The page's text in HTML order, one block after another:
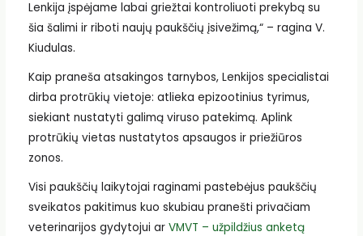
Lenkija įspėjame labai griežtai kontroliuoti prekybą su
šia šalimi ir riboti naujų paukščių įsivežimą,“ – ragina V.
Kiudulas.
Kaip praneša atsakingos tarnybos, Lenkijos specialistai
dirba protrūkių vietoje: atlieka epizootinius tyrimus,
siekiant nustatyti galimą viruso patekimą. Aplink
protrūkių vietas nustatytos apsaugos ir priežiūros
zonos.
Visi paukščių laikytojai raginami pastebėjus paukščių
sveikatos pakitimus kuo skubiau pranešti privačiam
veterinarijos gydytojui ar VMVT – užpildžius anketą